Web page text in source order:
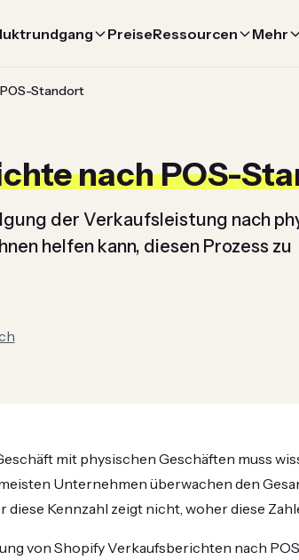
PreiseRessourcen Mehr
Standort
nach POS-
der Verkaufsleistung nach
helfen kann, diesen Prozess zu
mit physischen Geschäften muss
Unternehmen überwachen den
diese Kennzahl zeigt nicht, woher diese
von Shopify Verkaufsberichten nach